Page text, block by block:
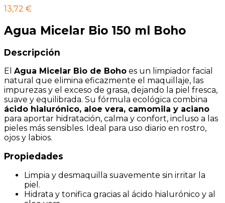
13,72 €
Agua Micelar Bio 150 ml Boho
Descripción
El Agua Micelar Bio de Boho es un limpiador facial
natural que elimina eficazmente el maquillaje, las
impurezas y el exceso de grasa, dejando la piel fresca,
suave y equilibrada. Su fórmula ecológica combina
ácido hialurónico, aloe vera, camomila y aciano
para aportar hidratación, calma y confort, incluso a las
pieles más sensibles. Ideal para uso diario en rostro,
ojos y labios.
Propiedades
Limpia y desmaquilla suavemente sin irritar la
piel.
Hidrata y tonifica gracias al ácido hialurónico y al